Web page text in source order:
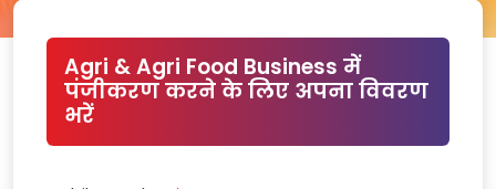
Agri & Agri Food Business में
पंजीकरण करने के लिए अपना विवरण
भरें